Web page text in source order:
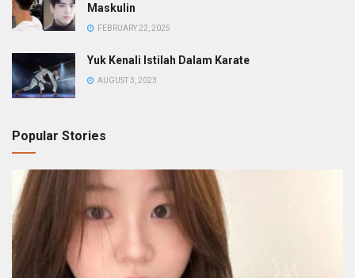
Maskulin
FEBRUARY 22, 2025
Yuk Kenali Istilah Dalam Karate
AUGUST 3, 2023
Popular Stories